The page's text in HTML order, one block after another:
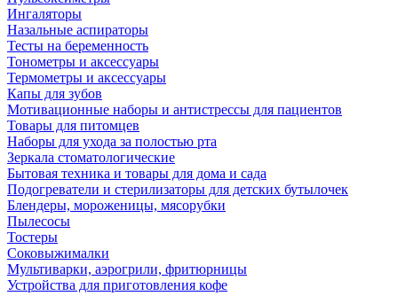
Ингаляторы
Назальные аспираторы
Тесты на беременность
Тонометры и аксессуары
Термометры и аксессуары
Капы для зубов
Мотивационные наборы и антистрессы для пациентов
Товары для питомцев
Наборы для ухода за полостью рта
Зеркала стоматологические
Бытовая техника и товары для дома и сада
Подогреватели и стерилизаторы для детских бутылочек
Блендеры, мороженицы, мясорубки
Пылесосы
Тостеры
Соковыжималки
Мультиварки, аэрогрили, фритюрницы
Устройства для приготовления кофе